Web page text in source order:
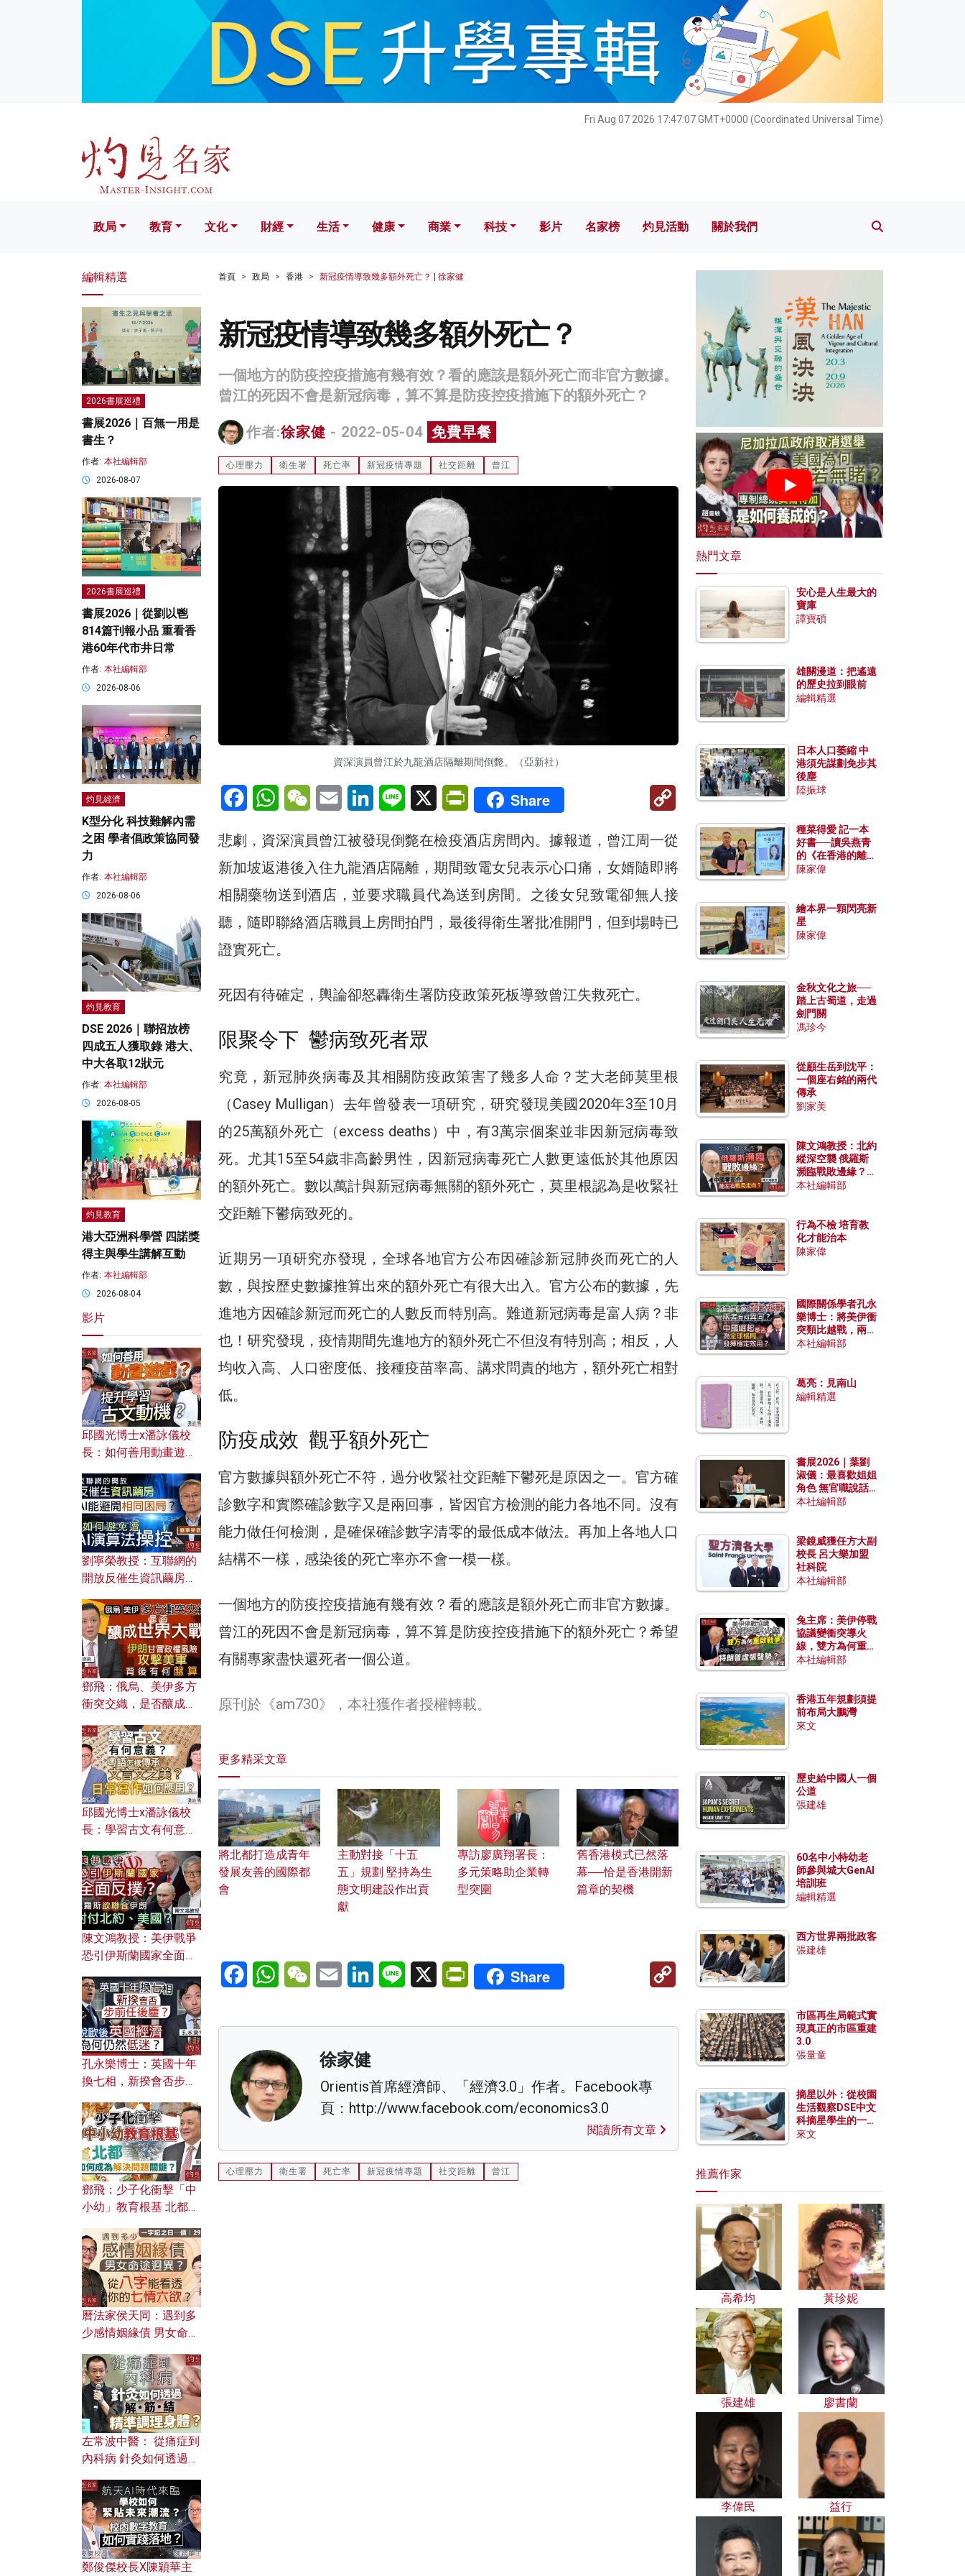
Fri Aug 07 2026 17:47:09 GMT+0000 (Coordinated Universal Time)
文化 財經 生活 健康 科技 影片 名家榜 灼見活動 關於我們
政局 教育 文化 財經 生活 健康 商業 科技 影片 名家榜 灼見活動 關於我們
首頁 政局 香港 新冠疫情導致幾多額外死亡？ | 徐家健
新冠疫情導致幾多額外死亡？
一個地方的防疫控疫措施有幾有效？看的應該是額外死亡而非官方數據。
曾江的死因不會是新冠病毒，算不算是防疫控疫措施下的額外死亡？
作者:徐家健 - 2022-05-04 免費早餐
心理壓力 衛生署 死亡率 新冠疫情專題 社交距離 曾江
資深演員曾江於九龍酒店隔離期間倒斃。（亞新社）
FacebookWhatsAppWeChatEmail LinkedInLine X PrintFriendly
Share
Copy
Link
悲劇，資深演員曾江被發現倒斃在檢疫酒店房間內。據報道，曾江周一從
新加坡返港後入住九龍酒店隔離，期間致電女兒表示心口痛，女婿隨即將
相關藥物送到酒店，並要求職員代為送到房間。之後女兒致電卻無人接
聽，隨即聯絡酒店職員上房間拍門，最後得衛生署批准開門，但到場時已
證實死亡。
死因有待確定，輿論卻怒轟衛生署防疫政策死板導致曾江失救死亡。
限聚令下 鬱病致死者眾
究竟，新冠肺炎病毒及其相關防疫政策害了幾多人命？芝大老師莫里根
（Casey Mulligan）去年曾發表一項研究，研究發現美國2020年3至10月
的25萬額外死亡（excess deaths）中，有3萬宗個案並非因新冠病毒致
死。尤其15至54歲非高齡男性，因新冠病毒死亡人數更遠低於其他原因
的額外死亡。數以萬計與新冠病毒無關的額外死亡，莫里根認為是收緊社
交距離下鬱病致死的。
近期另一項研究亦發現，全球各地官方公布因確診新冠肺炎而死亡的人
數，與按歷史數據推算出來的額外死亡有很大出入。官方公布的數據，先
進地方因確診新冠而死亡的人數反而特別高。難道新冠病毒是富人病？非
也！研究發現，疫情期間先進地方的額外死亡不但沒有特別高；相反，人
均收入高、人口密度低、接種疫苗率高、講求問責的地方，額外死亡相對
低。
防疫成效 觀乎額外死亡
官方數據與額外死亡不符，過分收緊社交距離下鬱死是原因之一。官方確
診數字和實際確診數字又是兩回事，皆因官方檢測的能力各地不同。沒有
能力做任何檢測，是確保確診數字清零的最低成本做法。再加上各地人口
結構不一樣，感染後的死亡率亦不會一模一樣。
一個地方的防疫控疫措施有幾有效？看的應該是額外死亡而非官方數據。
曾江的死因不會是新冠病毒，算不算是防疫控疫措施下的額外死亡？希望
有關專家盡快還死者一個公道。
原刊於《am730》，本社獲作者授權轉載。
更多精采文章
將北都打造成青年
發展友善的國際都
會
主動對接「十五
五」規劃 堅持為生
態文明建設作出貢
獻
專訪廖廣翔署長：
多元策略助企業轉
型突圍
舊香港模式已然落
幕──恰是香港開新
篇章的契機
FacebookWhatsAppWeChatEmail LinkedInLine X PrintFriendly
Share
Copy
徐家健
Orientis首席經濟師、「經濟3.0」作者。Facebook專
頁：http://www.facebook.com/economics3.0
閱讀所有文章
心理壓力 衛生署 死亡率 新冠疫情專題 社交距離 曾江
編輯精選
2026書展巡禮
書展2026｜百無一用是
書生？
作者: 本社編輯部
2026-08-07
2026書展巡禮
書展2026｜從劉以鬯
814篇刊報小品 重看香
港60年代市井日常
作者: 本社編輯部
2026-08-06
灼見經濟
K型分化 科技難解內需
之困 學者倡政策協同發
力
作者: 本社編輯部
2026-08-06
灼見教育
DSE 2026｜聯招放榜
四成五人獲取錄 港大、
中大各取12狀元
作者: 本社編輯部
2026-08-05
灼見教育
港大亞洲科學營 四諾獎
得主與學生講解互動
作者: 本社編輯部
2026-08-04
影片
邱國光博士x潘詠儀校
長：如何善用動畫遊戲
劉寧榮教授：互聯網的
開放反催生資訊繭房，
何避免遭AI演算法操
控？
鄧飛：俄烏、美伊多方
衝突交織，是否釀成世
風險攻擊美軍，背後有
何盤算？
邱國光博士x潘詠儀校
長：學習古文有何意
文之美？ 日常寫作如何
應用？
陳文鴻教授：美伊戰爭
恐引伊斯蘭國家全面反
對付北約美國？
孔永樂博士：英國十年
換七相，新揆會否步前
濟為何仍然低迷？
鄧飛：少子化衝擊「中
小幼」教育根基 北都如
曆法家侯天同：遇到多
少感情姻緣債 男女命途
的七情六欲？
左常波中醫： 從痛症到
內科病 針灸如何透過解
鄭俊傑校長X陳穎華主
熱門文章
安心是人生最大的
寶庫
譚寶碩
雄關漫道：把遙遠
的歷史拉到眼前
編輯精選
日本人口萎縮 中
港須先謀劃免步其
後塵
陸振球
種菜得愛 記一本
好書──讀吳燕青
的《在香港的離島
種菜》
陳家偉
繪本界一顆閃亮新
星
陳家偉
金秋文化之旅──
踏上古蜀道，走過
劍門關
馮珍今
從顧生岳到沈平：
一個座右銘的兩代
傳承
劉家美
陳文鴻教授：北約
縱深空襲 俄羅斯
瀕臨戰敗邊緣？中
國零部件能左右戰
本社編輯部
行為不檢 培育教
化才能治本
陳家偉
國際關係學者孔永
樂博士：將美伊衝
突類比越戰，兩者
有何異同？中國崛
本社編輯部
葛亮：見南山
編輯精選
書展2026｜葉劉
淑儀：最喜歡姐姐
角色 無官職說話
包袱少
本社編輯部
梁鏡威獲任方大副
校長 呂大樂加盟
社科院
本社編輯部
兔主席：美伊停戰
協議變衝突導火
線，雙方為何重啟
戰爭？伊朗一早洞
本社編輯部
香港五年規劃須提
前布局大鵬灣
來文
歷史給中國人一個
公道
張建雄
60名中小特幼老
師參與城大GenAI
培訓班
編輯精選
西方世界兩批政客
張建雄
市區再生局範式實
現真正的市區重建
3.0
張量童
摘星以外：從校園
生活觀察DSE中文
科摘星學生的一點
特質
來文
推薦作家
高希均 黃珍妮
張建雄 廖書蘭
李偉民 益行